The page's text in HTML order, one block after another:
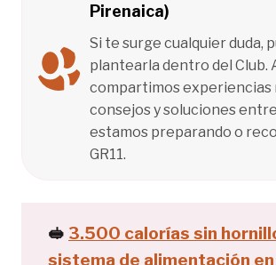
Pirenaica)
Si te surge cualquier duda,
plantearla dentro del Club.
compartimos experiencias
consejos y soluciones
estamos preparando o
GR11.
🥪 3.500 calorías sin
sistema de alimentación